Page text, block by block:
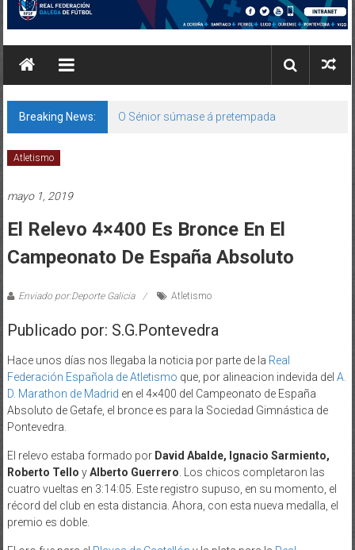
Breaking News: O Sénior súmase á pretempada
Atletismo
mayo 1, 2019
El Relevo 4×400 Es Bronce En El
Campeonato De España Absoluto
Enviado por:Deporte Galicia Atletismo
Publicado por: S.G.Pontevedra
Hace unos días nos llegaba la noticia por parte de la Real
Federación Española de Atletismo que, por alineacion indevida del A.
D. Marathon de Madrid en el 4×400 del Campeonato de España
Absoluto de Getafe, el bronce es para la Sociedad Gimnástica de
Pontevedra.
El relevo estaba formado por David Abalde, Ignacio Sarmiento,
Roberto Tello yAlberto Guerrero. Los chicos completaron las
cuatro vueltas en 3:14:05. Este registro supuso, en su momento, el
récord del club en esta distancia. Ahora, con esta nueva medalla, el
premio es doble.